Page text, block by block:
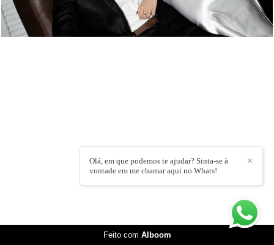
DALI ROCHA/CONTATO
✕
Olá, em que podemos te ajudar? Sinta-se à
vontade em me chamar aqui no Whats!
Feito com Alboom